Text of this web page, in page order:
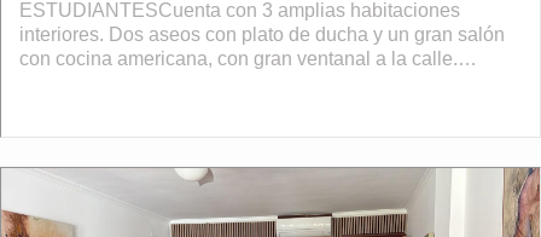
ESTUDIANTESCuenta con 3 amplias habitaciones
interiores. Dos aseos con plato de ducha y un gran salón
con cocina americana, con gran ventanal a la calle.